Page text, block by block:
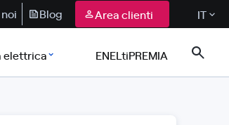
Blog Area clienti IT
elettrica ENELtiPREMIA